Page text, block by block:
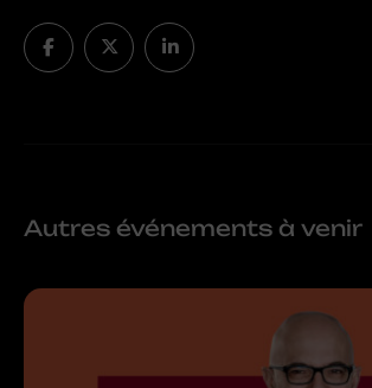
Autres événements à venir